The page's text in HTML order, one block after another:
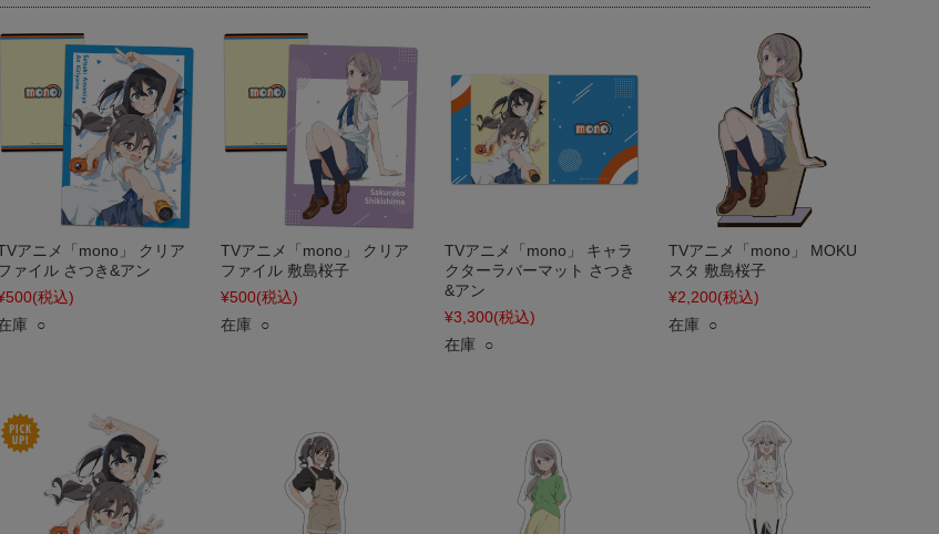
アニメ「mono」 クリア
ァイル さつき&アン
(税込)
庫 ○
TVアニメ「mono」 クリア
ファイル 敷島桜子
¥500(税込)
在庫 ○
TVアニメ「mono」 キャラ
クターラバーマット さつき
&アン
¥3,300(税込)
在庫 ○
TVアニメ「mono」 MOKU
スタ 敷島桜子
¥2,200(税込)
在庫 ○